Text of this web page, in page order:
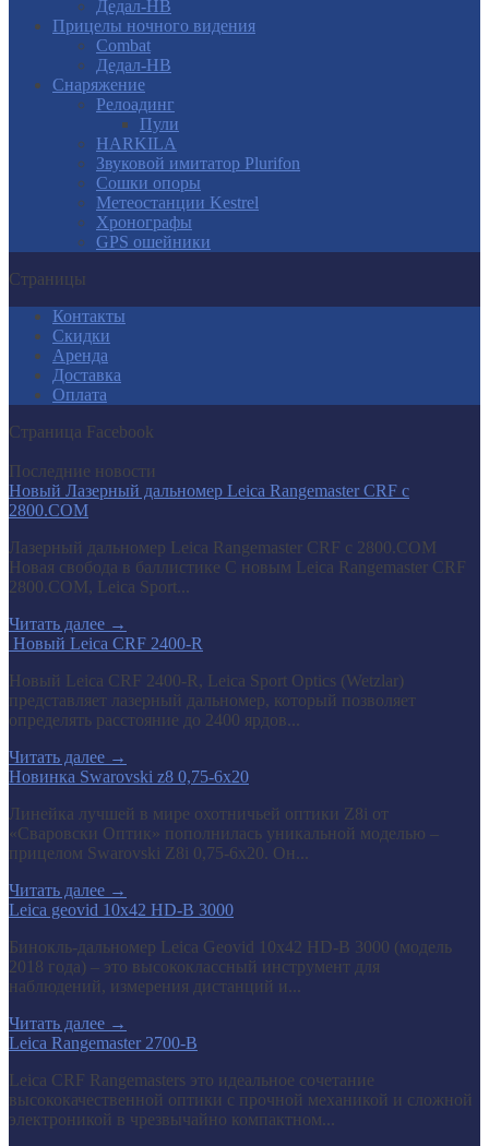
Дедал-НВ
Прицелы ночного видения
Combat
Дедал-НВ
Снаряжение
Релоадинг
Пули
HARKILA
Звуковой имитатор Plurifon
Сошки опоры
Метеостанции Kestrel
Хронографы
GPS ошейники
Страницы
Контакты
Скидки
Аренда
Доставка
Оплата
Страница Facebook
Последние новости
Новый Лазерный дальномер Leica Rangemaster CRF с
2800.COM
Лазерный дальномер Leica Rangemaster CRF с 2800.COM
Новая свобода в баллистике С новым Leica Rangemaster CRF
2800.COM, Leica Sport...
Читать далее →
​ Новый Leica CRF 2400-R
Новый Leica CRF 2400-R, Leica Sport Optics (Wetzlar)
представляет лазерный дальномер, который позволяет
определять расстояние до 2400 ярдов...
Читать далее →
Новинка Swarovski z8 0,75-6x20
Линейка лучшей в мире охотничьей оптики Z8i от
«Сваровски Оптик» пополнилась уникальной моделью –
прицелом Swarovski Z8i 0,75-6x20. Он...
Читать далее →
Leica geovid 10x42 HD-B 3000
Бинокль-дальномер Leica Geovid 10x42 HD-В 3000 (модель
2018 года) – это высококлассный инструмент для
наблюдений, измерения дистанций и...
Читать далее →
Leica Rangemaster 2700-B
Leica CRF Rangemasters это идеальное сочетание
высококачественной оптики с прочной механикой и сложной
электроникой в чрезвычайно компактном...